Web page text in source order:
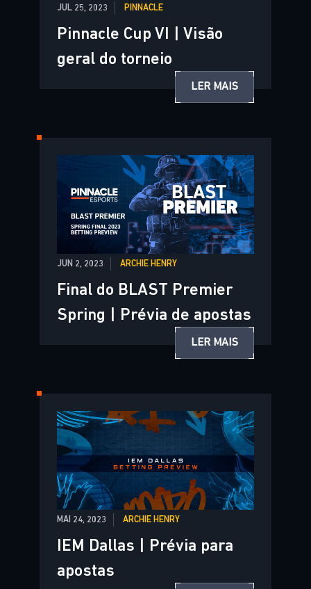
JUL 25, 2023 PINNACLE
Pinnacle Cup VI | Visão
geral do torneio
LER MAIS
JUN 2, 2023 ARCHIE HENRY
Final do BLAST Premier
Spring | Prévia de apostas
LER MAIS
MAI 24, 2023 ARCHIE HENRY
IEM Dallas | Prévia para
apostas